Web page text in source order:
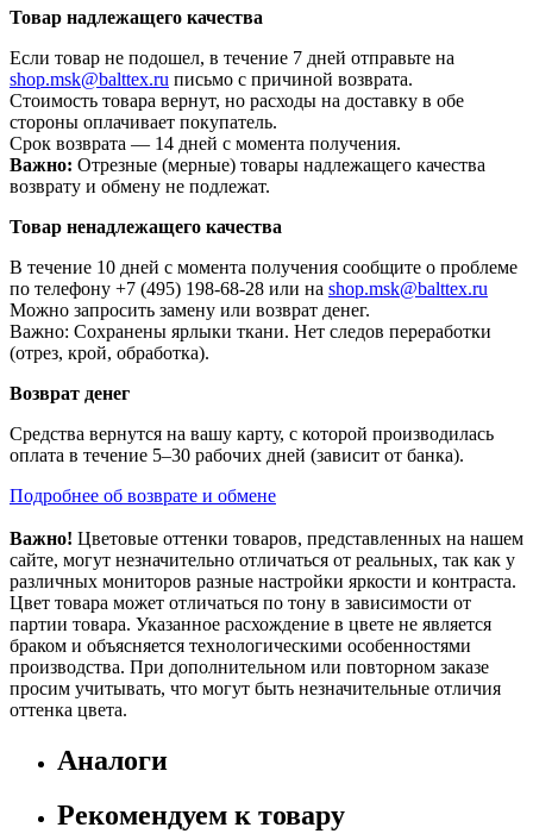
Товар надлежащего качества
Если товар не подошел, в течение 7 дней отправьте на
shop.msk@balttex.ru письмо с причиной возврата.
Стоимость товара вернут, но расходы на доставку в обе
стороны оплачивает покупатель.
Срок возврата — 14 дней с момента получения.
Важно: Отрезные (мерные) товары надлежащего качества
возврату и обмену не подлежат.
Товар ненадлежащего качества
В течение 10 дней с момента получения сообщите о проблеме
по телефону +7 (495) 198-68-28 или на shop.msk@balttex.ru
Можно запросить замену или возврат денег.
Важно: Сохранены ярлыки ткани. Нет следов переработки
(отрез, крой, обработка).
Возврат денег
Средства вернутся на вашу карту, с которой производилась
оплата в течение 5–30 рабочих дней (зависит от банка).
Подробнее об возврате и обмене
Важно! Цветовые оттенки товаров, представленных на нашем
сайте, могут незначительно отличаться от реальных, так как у
различных мониторов разные настройки яркости и контраста.
Цвет товара может отличаться по тону в зависимости от
партии товара. Указанное расхождение в цвете не является
браком и объясняется технологическими особенностями
производства. При дополнительном или повторном заказе
просим учитывать, что могут быть незначительные отличия
оттенка цвета.
Аналоги
Рекомендуем к товару